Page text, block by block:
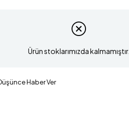
Ürün stoklarımızda kalmamıştır.
Haber Ver